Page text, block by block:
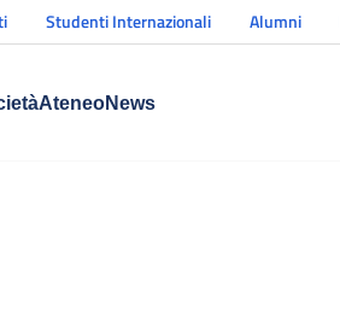
Studenti Internazionali Alumni
AteneoNews